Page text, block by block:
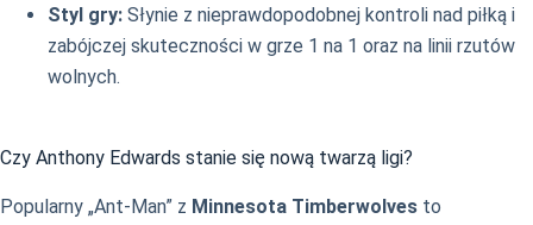
Styl gry: Słynie z nieprawdopodobnej kontroli nad piłką i
zabójczej skuteczności w grze 1 na 1 oraz na linii rzutów
wolnych.
Czy Anthony Edwards stanie się nową twarzą ligi?
Popularny „Ant-Man” z Minnesota Timberwolves to